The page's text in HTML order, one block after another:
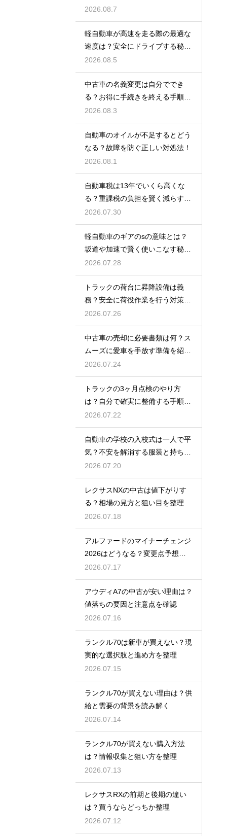
方！
2026.08.7
軽自動車が高速を走る際の最適な
速度は？安全にドライブする秘
訣！
2026.08.5
中古車の名義変更は自分ででき
る？お得に手続きを終える手順を
解説
2026.08.3
自動車のオイルが不足するとどう
なる？故障を防ぐ正しい対処法！
2026.08.1
自動車税は13年でいくら高くな
る？重課税の負担を賢く減らす秘
訣
2026.07.30
軽自動車のギアのsの意味とは？
坂道や加速で賢く使いこなす秘
訣！
2026.07.28
トラックの荷台に昇降設備は義
務？安全に荷役作業を行う対策を
紹介
2026.07.26
中古車の売却に必要書類は何？ス
ムーズに愛車を手放す準備を紹
介！
2026.07.24
トラックの3ヶ月点検のやり方
は？自分で確実に整備する手順を
紹介
2026.07.22
自動車の学校の入校式は一人で平
気？不安を解消する服装と持ち
物！
2026.07.20
レクサスNXの中古は値下がりす
る？相場の見方と狙い目を整理
2026.07.18
アルファードのマイナーチェンジ
2026はどうなる？変更点予想と
買い時
2026.07.17
アウディA7の中古が安い理由は？
値落ちの要因と注意点を確認
2026.07.16
ランクル70は新車が買えない？現
実的な選択肢と進め方を整理
2026.07.15
ランクル70が買えない理由は？供
給と需要の背景を読み解く
2026.07.14
ランクル70が買えない購入方法
は？情報収集と狙い方を整理
2026.07.13
レクサスRXの前期と後期の違い
は？買うならどっちか整理
2026.07.12